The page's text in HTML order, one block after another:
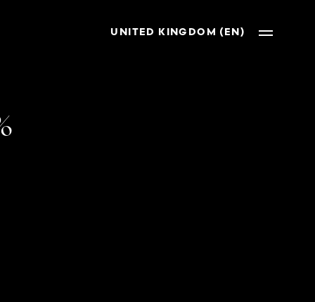
UNITED KINGDOM (EN)